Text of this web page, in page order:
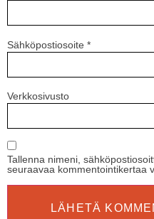
Sähköpostiosoite *
Verkkosivusto
Tallenna nimeni,
seuraavaa kommentointikertaa